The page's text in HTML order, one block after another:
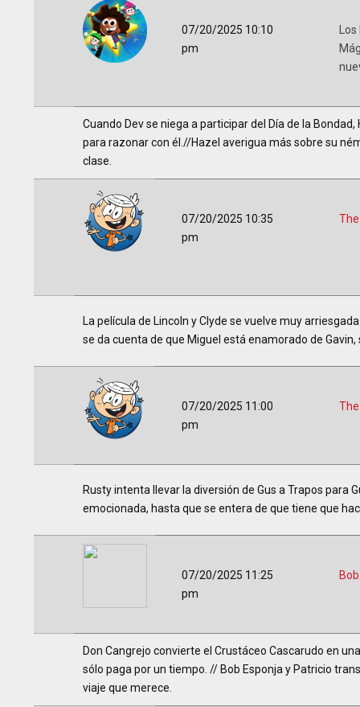
07/20/2025 10:10
pm
Cuando Dev se niega a participar del Día de la
para razonar con él.//Hazel averigua más sobre su
clase.
07/20/2025 10:35
pm
La película de Lincoln y Clyde se vuelve muy
se da cuenta de que Miguel está enamorado de
07/20/2025 11:00
pm
Rusty intenta llevar la diversión de Gus a Trapos para
emocionada, hasta que se entera de que tiene que
07/20/2025 11:25
pm
Don Cangrejo convierte el Crustáceo Cascarudo en
sólo paga por un tiempo. // Bob Esponja y Patricio
viaje que merece.